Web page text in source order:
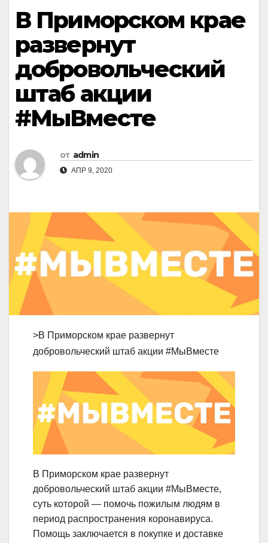
В Приморском крае
развернут
добровольческий
штаб акции
#МыВместе
от admin
АПР 9, 2020
>В Приморском крае развернут
добровольческий штаб акции #МыВместе
В Приморском крае развернут
добровольческий штаб акции #МыВместе,
суть которой — помочь пожилым людям в
период распространения коронавируса.
Помощь заключается в покупке и доставке